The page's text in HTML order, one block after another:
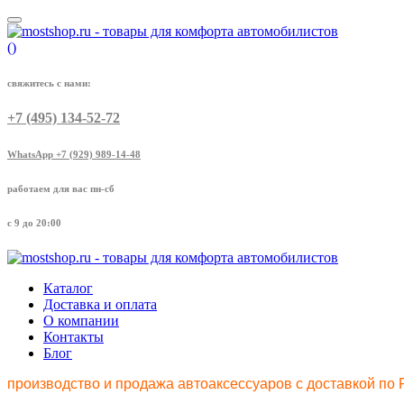
()
свяжитесь с нами:
+7 (495) 134-52-72
WhatsApp +7 (929) 989-14-48
работаем для вас пн-сб
с 9 до 20:00
Каталог
Доставка и оплата
О компании
Контакты
Блог
производство и продажа автоаксессуаров с доставкой по